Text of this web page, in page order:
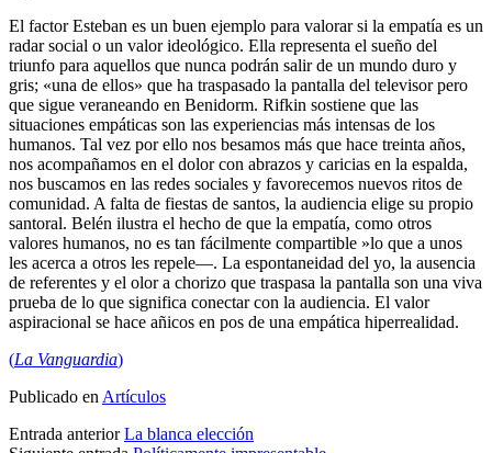
El factor Esteban es un buen ejemplo para valorar si la empatía es un
radar social o un valor ideológico. Ella representa el sueño del
triunfo para aquellos que nunca podrán salir de un mundo duro y
gris; «una de ellos» que ha traspasado la pantalla del televisor pero
que sigue veraneando en Benidorm. Rifkin sostiene que las
situaciones empáticas son las experiencias más intensas de los
humanos. Tal vez por ello nos besamos más que hace treinta años,
nos acompañamos en el dolor con abrazos y caricias en la espalda,
nos buscamos en las redes sociales y favorecemos nuevos ritos de
comunidad. A falta de fiestas de santos, la audiencia elige su propio
santoral. Belén ilustra el hecho de que la empatía, como otros
valores humanos, no es tan fácilmente compartible »lo que a unos
les acerca a otros les repele—. La espontaneidad del yo, la ausencia
de referentes y el olor a chorizo que traspasa la pantalla son una viva
prueba de lo que significa conectar con la audiencia. El valor
aspiracional se hace añicos en pos de una empática hiperrealidad.
(La Vanguardia)
Publicado enArtículos
Entrada anterior La blanca elección